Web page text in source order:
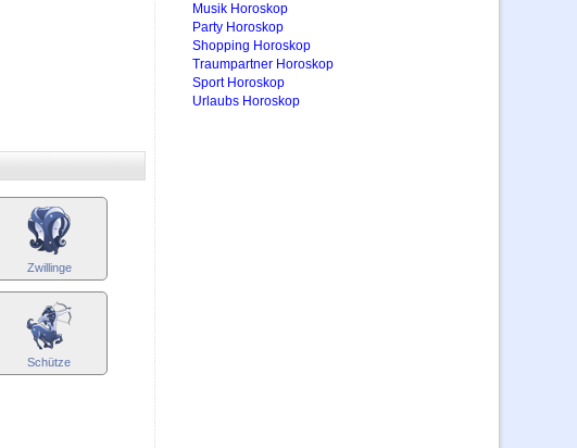
Zwillinge
Schütze
Musik Horoskop
Party Horoskop
Shopping Horoskop
Traumpartner Horoskop
Sport Horoskop
Urlaubs Horoskop